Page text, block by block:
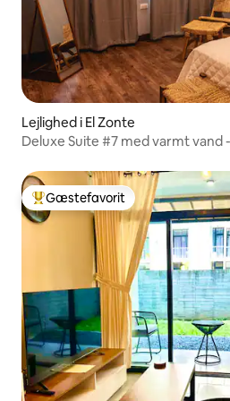
Lejlighed i El Zonte
Deluxe Suite #7 med varmt vand
Bedste gæstefavorit
Gæstefavorit